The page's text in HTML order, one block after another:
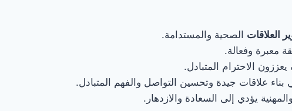
العلاقات الصحية والمستدامة.
معبرة وفعالة.
يعززون الاحترام المتبادل.
علاقات جيدة وتحسين التواصل والفهم المتبادل.
يؤدي إلى السعادة والازدهار.